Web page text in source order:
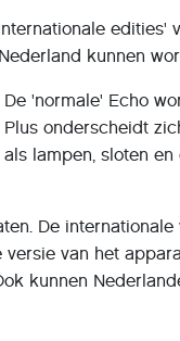
edities'
kunnen
'normale' Echo
onderscheidt
lampen, sloten
De internationale
van het
kunnen